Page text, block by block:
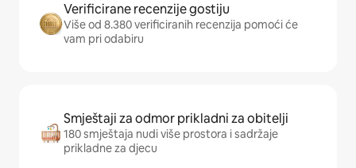
Verificirane recenzije gostiju
Više od 8.380 verificiranih recenzija pomoći će
vam pri odabiru
Smještaji za odmor prikladni za obitelji
180 smještaja nudi više prostora i sadržaje
prikladne za djecu